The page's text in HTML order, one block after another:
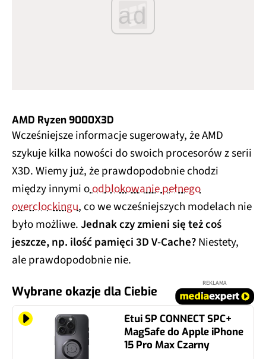
ad
AMD Ryzen 9000X3D
Wcześniejsze informacje sugerowały, że AMD
szykuje kilka nowości do swoich procesorów z serii
X3D. Wiemy już, że prawdopodobnie chodzi
między innymi oodblokowanie pełnego
overclockingu, co we wcześniejszych modelach nie
było możliwe.Jednak czy zmieni się też coś
jeszcze, np. ilość pamięci 3D V-Cache?Niestety,
ale prawdopodobnie nie.
Wybrane okazje dla Ciebie
REKLAMA
Etui SP CONNECT SPC+
MagSafe do Apple iPhone
15 Pro Max Czarny